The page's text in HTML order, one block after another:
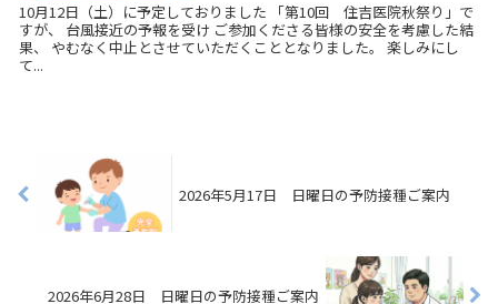
10月12日（土）に予定しておりました 「第10回 住吉医院秋祭り」で
すが、 台風接近の予報を受け ご参加くださる皆様の安全を考慮した結
果、 やむなく中止とさせていただくこととなりました。 楽しみにし
て...
2026年5月17日 日曜日の予防接種ご案内
2026年6月28日 日曜日の予防接種ご案内